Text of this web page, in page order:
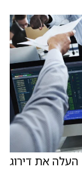
האנליסט ג'ון בארנידג' מ-Piper Sandler העלה את דירוג